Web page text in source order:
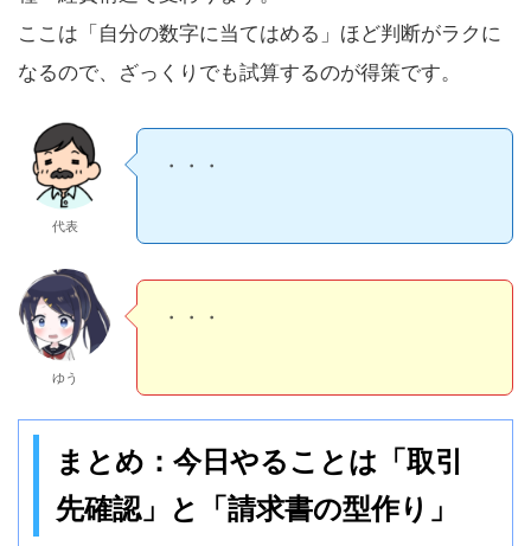
ここは「自分の数字に当てはめる」ほど判断がラクに
なるので、ざっくりでも試算するのが得策です。
代表
・・・
ゆう
・・・
まとめ：今日やることは「取引
先確認」と「請求書の型作り」